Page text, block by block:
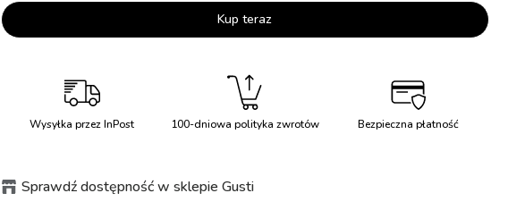
Kup teraz
Wysyłka przez InPost 100-dniowa polityka zwrotów Bezpieczna płatność
Sprawdź dostępność w sklepie Gusti